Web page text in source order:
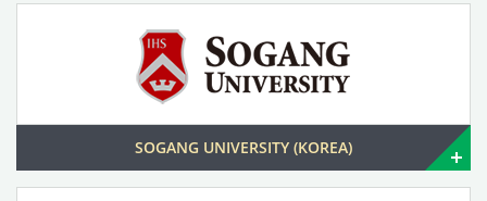
SOGANG UNIVERSITY (KOREA)